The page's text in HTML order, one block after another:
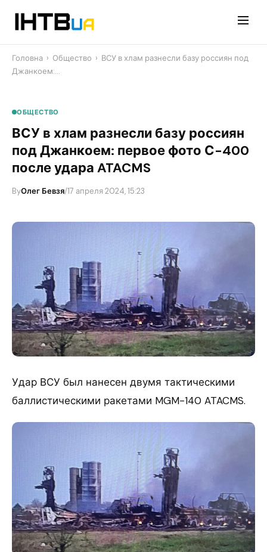
Головна › Общество › ВСУ в хлам разнесли базу россиян под
Джанкоем:…
ОБЩЕСТВО
ВСУ в хлам разнесли базу россиян
под Джанкоем: первое фото С-400
после удара ATACMS
ByОлег Бевзя/17 апреля 2024, 15:23
Удар ВСУ был нанесен двумя тактическими
баллистическими ракетами MGM-140 ATACMS.